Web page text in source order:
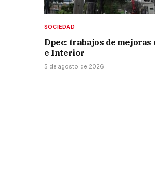
SOCIEDAD
Dpec: trabajos de mejoras
e Interior
5 de agosto de 2026